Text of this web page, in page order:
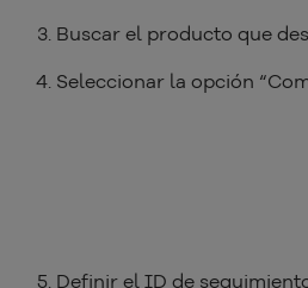
Buscar el producto que
Seleccionar la opción
Definir el ID de